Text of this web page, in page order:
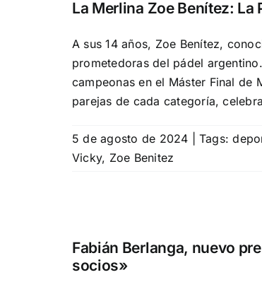
La Merlina Zoe Benítez:
A sus 14 años, Zoe Benítez,
prometedoras del pádel
campeonas en el Máster Final de
parejas de cada categoría,
5 de agosto de 2024 Tags:
Vicky, Zoe Benitez
Fabián Berlanga, nuevo
socios»